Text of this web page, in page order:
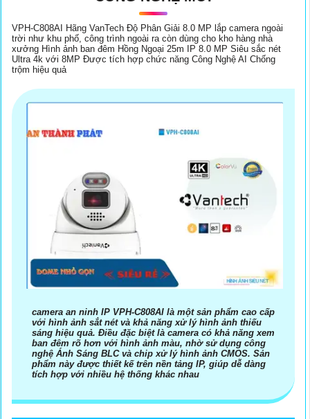
VPH-C808AI Hãng VanTech Độ Phân Giải 8.0 MP lắp camera ngoài
trời như khu phố, công trình ngoài ra còn dùng cho kho hàng nhà
xưởng Hình ảnh ban đêm Hồng Ngoại 25m IP 8.0 MP Siêu sắc nét
Ultra 4k với 8MP Được tích hợp chức năng Công Nghệ AI Chống
trộm hiệu quả
camera an ninh IP VPH-C808AI là một sản phẩm cao cấp
với hình ảnh sắt nét và khả năng xử lý hình ảnh thiếu
sáng hiệu quả. Điều đặc biệt là camera có khả năng xem
ban đêm rõ hơn với hình ảnh màu, nhờ sử dụng công
nghệ Ánh Sáng BLC và chip xử lý hình ảnh CMOS. Sản
phẩm này được thiết kế trên nền tảng IP, giúp dễ dàng
tích hợp với nhiều hệ thống khác nhau